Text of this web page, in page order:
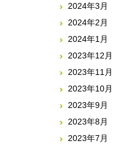
2024年3月
2024年2月
2024年1月
2023年12月
2023年11月
2023年10月
2023年9月
2023年8月
2023年7月